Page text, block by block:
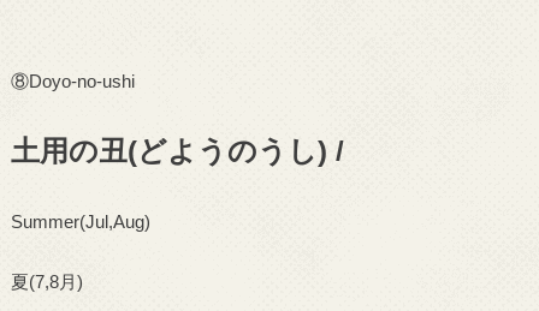
⑧Doyo-no-ushi
土用の丑(どようのうし) /
Summer(Jul,Aug)
夏(7,8月)